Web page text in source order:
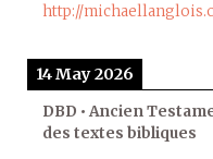
http://
14 May 2026
DBD • Ancien
des textes bibliques